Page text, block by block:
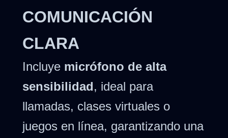
COMUNICACIÓN
CLARA
Incluye micrófono de alta
sensibilidad, ideal para
llamadas, clases virtuales o
juegos en línea, garantizando una